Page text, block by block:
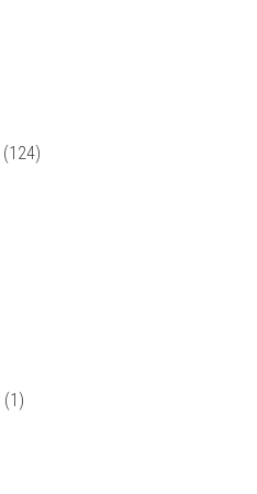
(124)
(1)